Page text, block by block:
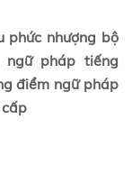
phức nhượng bộ
ngữ pháp tiếng
điểm ngữ pháp